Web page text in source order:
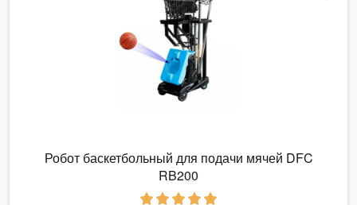
Робот баскетбольный для подачи мячей DFC
RB200